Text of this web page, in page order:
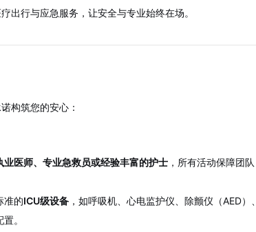
出行与应急服务，让安全与专业始终在场。
构筑您的安心：
业医师、专业急救员或经验丰富的护士 ，所有活动保障团队
准的ICU级设备 ，如呼吸机、心电监护仪、除颤仪（AED）、
。